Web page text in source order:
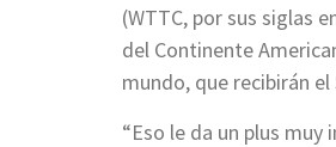
(WTTC, por sus siglas
del Continente
mundo, que recibirán
“Eso le da un plus